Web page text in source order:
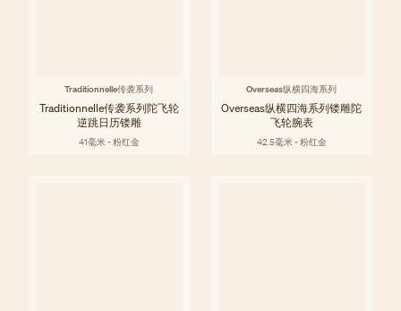
Traditionnelle传袭系列
Traditionnelle传袭系列陀飞轮
逆跳日历镂雕
41毫米 - 粉红金
Overseas纵横四海系列
Overseas纵横四海系列镂雕陀
飞轮腕表
42.5毫米 - 粉红金